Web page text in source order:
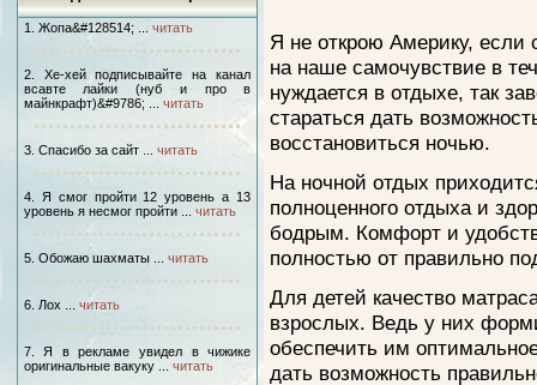
1. Жопа&#128514; ... читать
2. Хе-хей подписывайте на канал
всавте лайки (нуб и про в
майнкрафт)&#9786; ... читать
3. Спасибо за сайт ... читать
4. Я смог пройти 12 уровень а 13
уровень я несмог пройти ... читать
5. Обожаю шахматы ... читать
6. Лох ... читать
7. Я в рекламе увидел в чижике
оригинальные вакуку ... читать
Я не открою Америку, если
на наше самочувствие в
нуждается в отдыхе, так
стараться дать
восстановиться ночью.
На ночной отдых
полноценного отдыха и
бодрым. Комфорт и
полностью от правильно
Для детей качество
взрослых. Ведь у них
обеспечить им
дать возможность